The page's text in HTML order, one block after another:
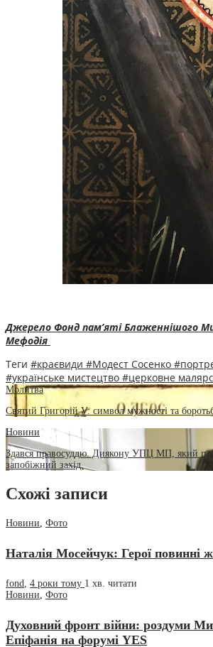
Джерело Фонд пам’яті Блаженнішого
Мефодія
Теги #краєвиди #Модест Сосенко
#українське мистецтво #церковне
Молитва
Святий Григорій V: символ мужності та
Новини
Здався правосуддю. Диякону УПЦ МП, який
запобіжний захід.
Схожі записи
Новини, Фото
Наталія Мосейчук: Герої повинні
fond, 4 роки тому 1 хв. читати
Новини, Фото
Духовний фронт війни: роздуми
Епіфанія на форумі YES